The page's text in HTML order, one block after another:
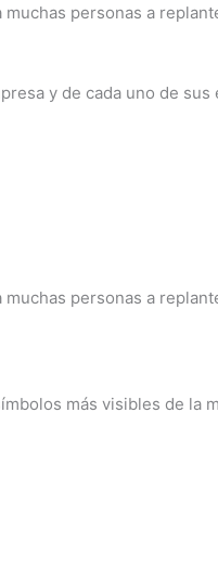
personas a
y de cada uno de sus
personas a
más visibles de la